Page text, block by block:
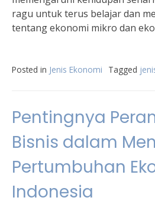
ragu untuk terus belajar dan
tentang ekonomi mikro dan
Posted in Jenis Ekonomi Tagged
Pentingnya
Bisnis dalam
Pertumbuhan
Indonesia